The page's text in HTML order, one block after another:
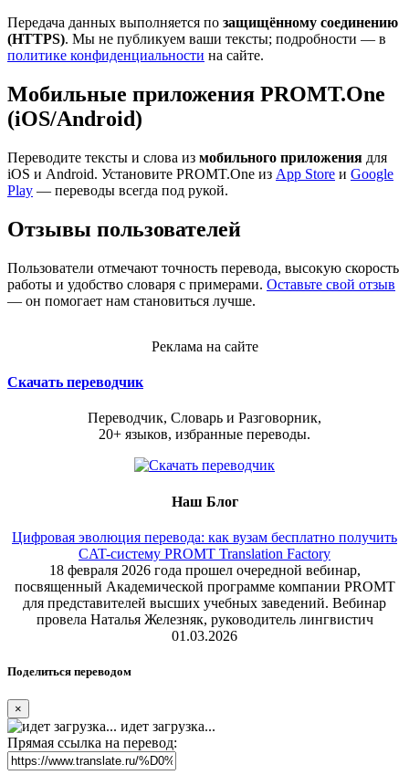
Передача данных выполняется по защищённому соединению
(HTTPS). Мы не публикуем ваши тексты; подробности — в
политике конфиденциальности на сайте.
Мобильные приложения PROMT.One
(iOS/Android)
Переводите тексты и слова из мобильного приложения для
iOS и Android. Установите PROMT.One из App Store и Google
Play — переводы всегда под рукой.
Отзывы пользователей
Пользователи отмечают точность перевода, высокую скорость
работы и удобство словаря с примерами. Оставьте свой отзыв
— он помогает нам становиться лучше.
Реклама на сайте
Скачать переводчик
Переводчик, Словарь и Разговорник,
20+ языков, избранные переводы.
Наш Блог
Цифровая эволюция перевода: как вузам бесплатно получить
CAT-систему PROMT Translation Factory
18 февраля 2026 года прошел очередной вебинар,
посвященный Академической программе компании PROMT
для представителей высших учебных заведений. Вебинар
провела Наталья Железняк, руководитель лингвистич
01.03.2026
Поделиться переводом
×
идет загрузка...
Прямая ссылка на перевод: